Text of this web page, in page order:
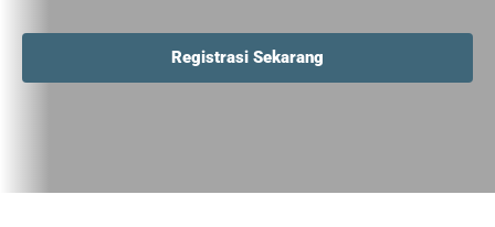
Registrasi Sekarang